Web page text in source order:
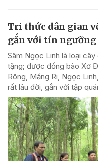
Tri thức dân gian
gắn với tín ngưỡng
Sâm Ngọc Linh là loại
tặng; được đồng bào Xơ
Rông, Măng Ri, Ngọc
rất lâu đời, gắn với tập